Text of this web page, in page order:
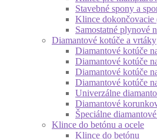
Stavebné spony a
Klince dokončovacie
Samostatné plynové
Diamantové kotúče a vrtáky
Diamantové kotúče
Diamantové kotúče
Diamantové kotúče
Diamantové kotúče
Univerzálne
Diamantové
Špeciálne
Klince do betónu a ocele
Klince do betónu